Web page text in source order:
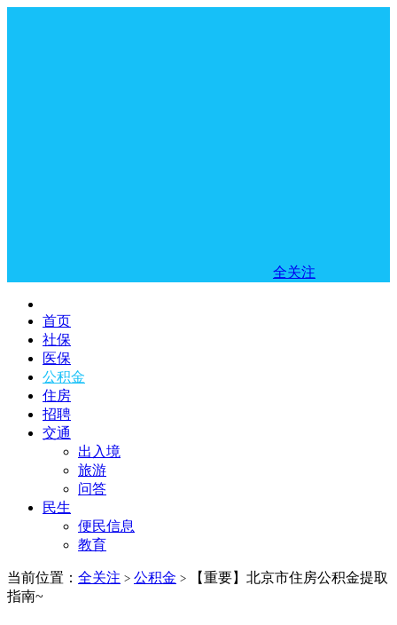
全关注
首页
社保
医保
公积金
住房
招聘
交通
出入境
旅游
问答
民生
便民信息
教育
当前位置： 全关注 > 公积金 >
【重要】北京市住房公积金提取
指南~